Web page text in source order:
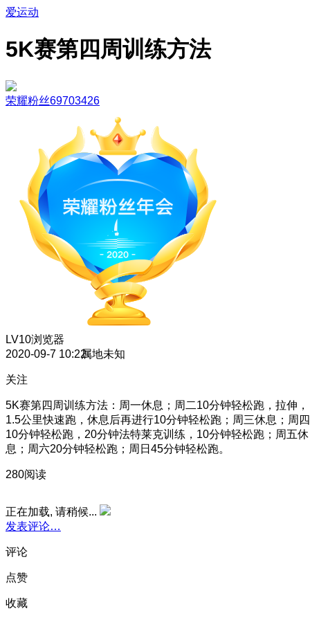
爱运动
5K赛第四周训练方法
荣耀粉丝69703426
LV10浏览器
2020-09-7 10:22属地未知
关注
5K赛第四周训练方法：周一休息；周二10分钟轻松跑，拉伸，
1.5公里快速跑，休息后再进行10分钟轻松跑；周三休息；周四
10分钟轻松跑，20分钟法特莱克训练，10分钟轻松跑；周五休
息；周六20分钟轻松跑；周日45分钟轻松跑。
280阅读
正在加载, 请稍候...
发表评论…
评论
点赞
收藏